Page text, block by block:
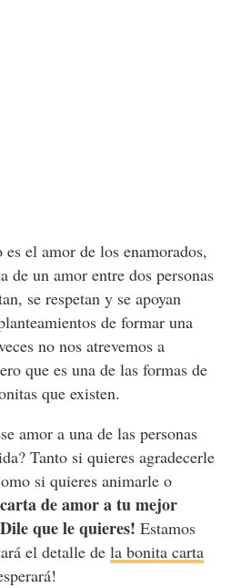
el amor de los enamorados,
de un amor entre dos personas
se respetan y se apoyan
de formar una
no nos atrevemos a
que es una de las formas de
que existen.
amor a una de las personas
Tanto si quieres agradecerle
si quieres animarle o
carta de amor a tu mejor
que le quieres! Estamos
el detalle de la bonita carta